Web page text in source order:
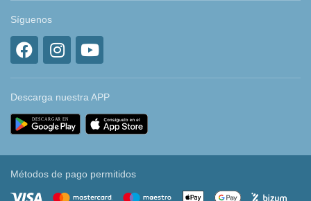
Síguenos
Descarga nuestra APP
Métodos de pago permitidos